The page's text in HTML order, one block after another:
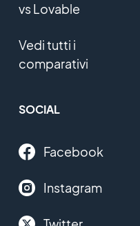
vs Lovable
Vedi tutti i
comparativi
SOCIAL
Facebook
Instagram